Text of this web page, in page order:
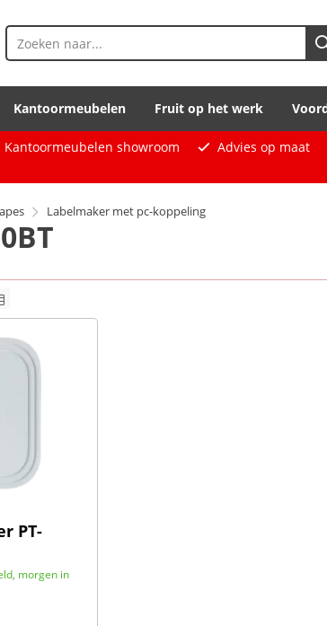
Kantoormeubelen Fruit op het werk
Kantoormeubelen showroom Advies op maat
Labelmaker met pc-koppeling
PT-
morgen in